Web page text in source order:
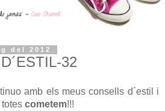
del 2012
32
amb els meus consells d´estil i
cometem!!!